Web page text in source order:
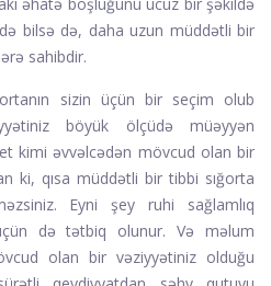
bilsə də, daha uzun müddətli bir
sahibdir.
sizin üçün bir seçim olub
böyük ölçüdə müəyyən
kimi əvvəlcədən mövcud olan bir
ki, qısa müddətli bir tibbi sığorta
Eyni şey ruhi sağlamlıq
də tətbiq olunur. Və məlum
olan bir vəziyyətiniz olduğu